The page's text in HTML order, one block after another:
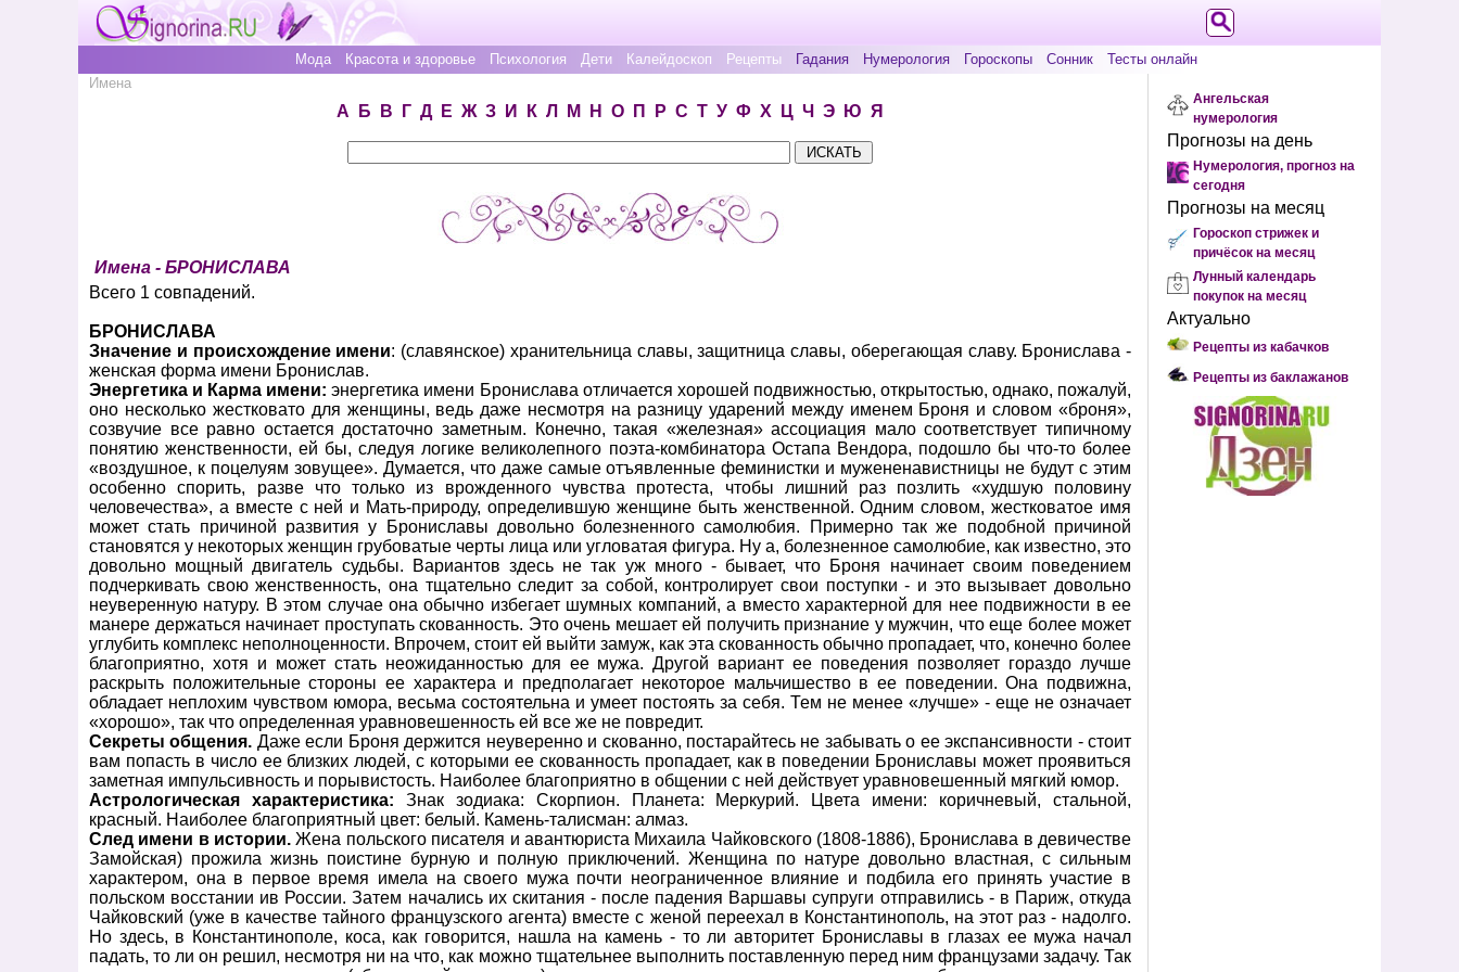
Мода Красота и здоровье Психология Дети Калейдоскоп Рецепты Гадания Нумерология Гороскопы Сонник
Тесты онлайн
Имена
А Б В Г Д Е Ж З И К Л М Н О П Р С Т У Ф Х Ц Ч Э Ю Я
Имена - БРОНИСЛАВА
Всего 1 совпадений.
БРОНИСЛАВА
Значение и происхождение имени: (славянское) хранительница славы, защитница славы, оберегающая славу. Бронислава -
женская форма имени Бронислав.
Энергетика и Карма имени:энергетика имени Бронислава отличается хорошей подвижностью, открытостью, однако, пожалуй,
оно несколько жестковато для женщины, ведь даже несмотря на разницу ударений между именем Броня и словом «броня»,
созвучие все равно остается достаточно заметным. Конечно, такая «железная» ассоциация мало соответствует типичному
понятию женственности, ей бы, следуя логике великолепного поэта-комбинатора Остапа Вендора, подошло бы что-то более
«воздушное, к поцелуям зовущее». Думается, что даже самые отъявленные феминистки и мужененавистницы не будут с этим
особенно спорить, разве что только из врожденного чувства протеста, чтобы лишний раз позлить «худшую половину
человечества», а вместе с ней и Мать-природу, определившую женщине быть женственной. Одним словом, жестковатое имя
может стать причиной развития у Брониславы довольно болезненного самолюбия. Примерно так же подобной причиной
становятся у некоторых женщин грубоватые черты лица или угловатая фигура. Ну а, болезненное самолюбие, как известно, это
довольно мощный двигатель судьбы. Вариантов здесь не так уж много - бывает, что Броня начинает своим поведением
подчеркивать свою женственность, она тщательно следит за собой, контролирует свои поступки - и это вызывает довольно
неуверенную натуру. В этом случае она обычно избегает шумных компаний, а вместо характерной для нее подвижности в ее
манере держаться начинает проступать скованность. Это очень мешает ей получить признание у мужчин, что еще более может
углубить комплекс неполноценности. Впрочем, стоит ей выйти замуж, как эта скованность обычно пропадает, что, конечно более
благоприятно, хотя и может стать неожиданностью для ее мужа. Другой вариант ее поведения позволяет гораздо лучше
раскрыть положительные стороны ее характера и предполагает некоторое мальчишество в ее поведении. Она подвижна,
обладает неплохим чувством юмора, весьма состоятельна и умеет постоять за себя. Тем не менее «лучше» - еще не означает
«хорошо», так что определенная уравновешенность ей все же не повредит.
Секреты общения. Даже если Броня держится неуверенно и скованно, постарайтесь не забывать о ее экспансивности - стоит
вам попасть в число ее близких людей, с которыми ее скованность пропадает, как в поведении Брониславы может проявиться
заметная импульсивность и порывистость. Наиболее благоприятно в общении с ней действует уравновешенный мягкий юмор.
Астрологическая характеристика: Знак зодиака: Скорпион. Планета: Меркурий. Цвета имени: коричневый, стальной,
красный. Наиболее благоприятный цвет: белый. Камень-талисман: алмаз.
След имени в истории. Жена польского писателя и авантюриста Михаила Чайковского (1808-1886), Бронислава в девичестве
Замойская) прожила жизнь поистине бурную и полную приключений. Женщина по натуре довольно властная, с сильным
характером, она в первое время имела на своего мужа почти неограниченное влияние и подбила его принять участие в
польском восстании ив России. Затем начались их скитания - после падения Варшавы супруги отправились - в Париж, откуда
Чайковский (уже в качестве тайного французского агента) вместе с женой переехал в Константинополь, на этот раз - надолго.
Но здесь, в Константинополе, коса, как говорится, нашла на камень - то ли авторитет Брониславы в глазах ее мужа начал
падать, то ли он решил, несмотря ни на что, как можно тщательнее выполнить поставленную перед ним французами задачу. Так
Ангельская
нумерология
Прогнозы на день
Нумерология, прогноз на
сегодня
Прогнозы на месяц
Гороскоп стрижек и
причёсок на месяц
Лунный календарь
покупок на месяц
Актуально
Рецепты из кабачков
Рецепты из баклажанов